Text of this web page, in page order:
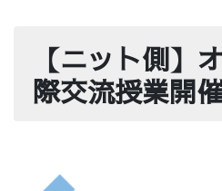
【ニット側】
際交流授業開